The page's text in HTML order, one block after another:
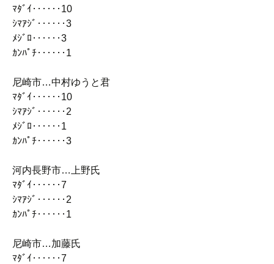
ﾏﾀﾞｲ‥‥‥10
ｼﾏｱｼﾞ‥‥‥3
ﾒｼﾞﾛ‥‥‥3
ｶﾝﾊﾟﾁ‥‥‥1
尼崎市…中村ゆうと君
ﾏﾀﾞｲ‥‥‥10
ｼﾏｱｼﾞ‥‥‥2
ﾒｼﾞﾛ‥‥‥1
ｶﾝﾊﾟﾁ‥‥‥3
河内長野市…上野氏
ﾏﾀﾞｲ‥‥‥7
ｼﾏｱｼﾞ‥‥‥2
ｶﾝﾊﾟﾁ‥‥‥1
尼崎市…加藤氏
ﾏﾀﾞｲ‥‥‥7